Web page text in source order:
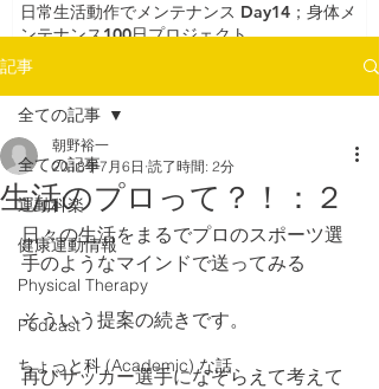
日常生活動作でメンテナンス Day14；身体メ
ンテナンス100日プロジェクト
記事
全ての記事
運動科楽
健康運動情報
Physical Therapy
Podcast
ちょっと科 (Academic) な話
全ての記事
生活のプロって？！：２
朝野裕一
2018年7月6日 読了時間: 2分
日々の生活をまるでプロのスポーツ選
手のようなマインドで送ってみる
そういう提案の続きです。
再びサッカー選手になぞらえて考えて